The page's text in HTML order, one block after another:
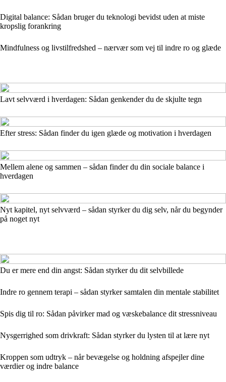
Digital balance: Sådan bruger du teknologi bevidst uden at miste
kropslig forankring
Mindfulness og livstilfredshed – nærvær som vej til indre ro og glæde
Lavt selvværd i hverdagen: Sådan genkender du de skjulte tegn
Efter stress: Sådan finder du igen glæde og motivation i hverdagen
Mellem alene og sammen – sådan finder du din sociale balance i
hverdagen
Nyt kapitel, nyt selvværd – sådan styrker du dig selv, når du begynder
på noget nyt
Du er mere end din angst: Sådan styrker du dit selvbillede
Indre ro gennem terapi – sådan styrker samtalen din mentale stabilitet
Spis dig til ro: Sådan påvirker mad og væskebalance dit stressniveau
Nysgerrighed som drivkraft: Sådan styrker du lysten til at lære nyt
Kroppen som udtryk – når bevægelse og holdning afspejler dine
værdier og indre balance